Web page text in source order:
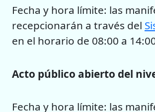
Fecha y hora límite: las
recepcionarán a través del
en el horario de 08:00 a
Acto público abierto del
Fecha y hora límite: las